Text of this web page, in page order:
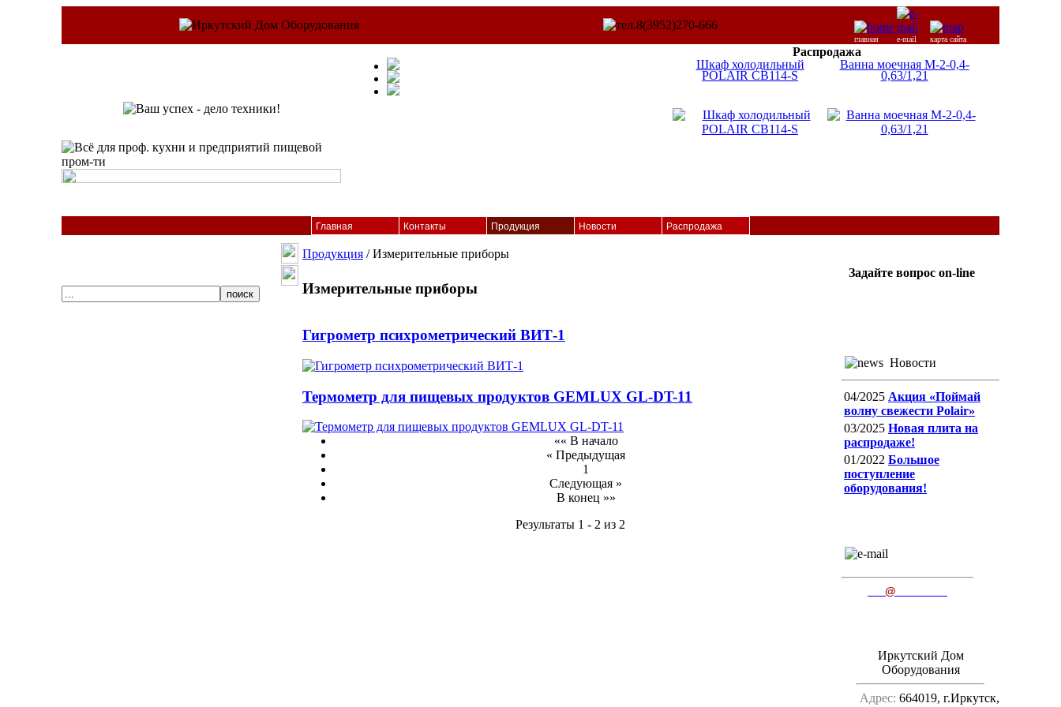
главная e-mail карта сайта
Распродажа
Шкаф холодильный
POLAIR CB114-S
Ванна моечная М-2-0,4-
0,63/1,21
Главная Контакты Продукция Новости Распродажа
Продукция / Измерительные приборы
Измерительные приборы
Гигрометр психрометрический ВИТ-1
Термометр для пищевых продуктов GEMLUX GL-DT-11
«« В начало
« Предыдущая
1
Следующая »
В конец »»
Результаты 1 - 2 из 2
Задайте вопрос on-line
Новости
04/2025 Акция «Поймай
волну свежести Polair»
03/2025 Новая плита на
распродаже!
01/2022 Большое
поступление
оборудования!
@
Иркутский Дом
Оборудования
Адрес: 664019, г.Иркутск,